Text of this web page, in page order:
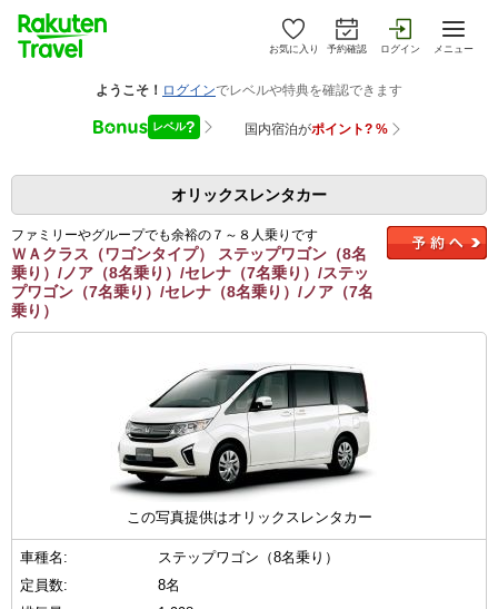
お気に入り 予約確認 ログイン メニュー
オリックスレンタカー
ファミリーやグループでも余裕の７～８人乗りです
ＷＡクラス（ワゴンタイプ） ステップワゴン（8名
乗り）/ノア（8名乗り）/セレナ（7名乗り）/ステッ
プワゴン（7名乗り）/セレナ（8名乗り）/ノア（7名
乗り）
この写真提供はオリックスレンタカー
車種名:
ステップワゴン（8名乗り）
定員数:
8名